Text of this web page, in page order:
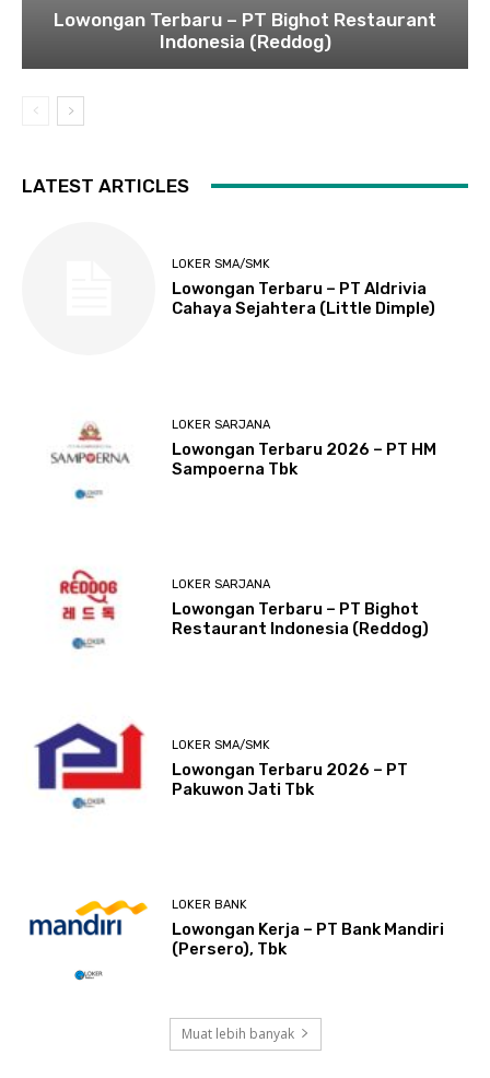
Lowongan Terbaru – PT Bighot Restaurant
Indonesia (Reddog)
LATEST ARTICLES
LOKER SMA/SMK
Lowongan Terbaru – PT Aldrivia
Cahaya Sejahtera (Little Dimple)
LOKER SARJANA
Lowongan Terbaru 2026 – PT HM
Sampoerna Tbk
LOKER SARJANA
Lowongan Terbaru – PT Bighot
Restaurant Indonesia (Reddog)
LOKER SMA/SMK
Lowongan Terbaru 2026 – PT
Pakuwon Jati Tbk
LOKER BANK
Lowongan Kerja – PT Bank Mandiri
(Persero), Tbk
Muat lebih banyak